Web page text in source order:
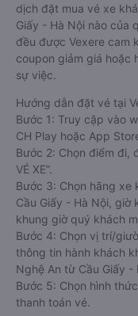
dịch đặt mua vé xe
Giấy - Hà Nội nào của
đều được Vexere cam
coupon giảm giá hoặc
sự việc.
Hướng dẫn đặt vé tại
Bước 1: Truy cập vào
CH Play hoặc App
Bước 2: Chọn điểm đi,
VÉ XE”.
Bước 3: Chọn hãng
Cầu Giấy - Hà Nội, giờ
khung giờ quý khách
Bước 4: Chọn vị trí/
thông tin hành khách
Nghệ An từ Cầu Giấy -
Bước 5: Chọn hình
thanh toán vé.